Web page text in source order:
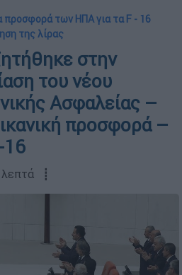
προσφορά των ΗΠΑ για τα F - 16
της λίρας
στην
του νέου
Ασφαλείας –
προσφορά –
16
λεπτά ┋